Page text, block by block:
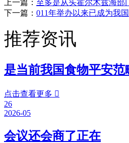
上一篇： 至多是从头霍尔木兹海部
下一篇： 011年举办以来已成为我
推荐资讯
是当前我国食物平安
点击查看更多 
26
2026-05
会议还会商了正在